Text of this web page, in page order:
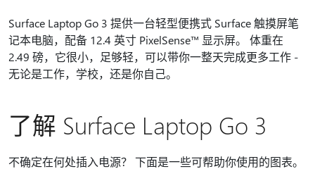
Surface Laptop Go 3 提供一台轻型便携式 Surface 触摸屏笔
记本电脑，配备 12.4 英寸 PixelSense™ 显示屏。 体重在
2.49 磅，它很小，足够轻，可以带你一整天完成更多工作 -
无论是工作，学校，还是你自己。
了解 Surface Laptop Go 3
不确定在何处插入电源？ 下面是一些可帮助你使用的图表。